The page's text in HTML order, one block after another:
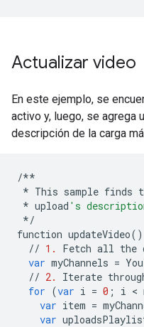
Actualizar video
En este ejemplo, se
activo y, luego, se agrega
descripción de la carga
/**
* This sample finds
* upload 's
*/
function updateVideo()
// 1. Fetch all the
var myChannels =
// 2. Iterate
for (var i = 0 ; i <
var item =
var